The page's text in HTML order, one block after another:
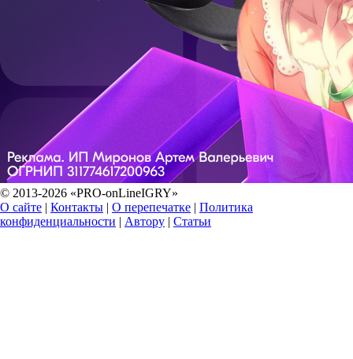
© 2013-2026 «PRO-onLineIGRY»
О сайте | Контакты | О перепечатке | Политика
конфиденциальности | Автору | Статьи